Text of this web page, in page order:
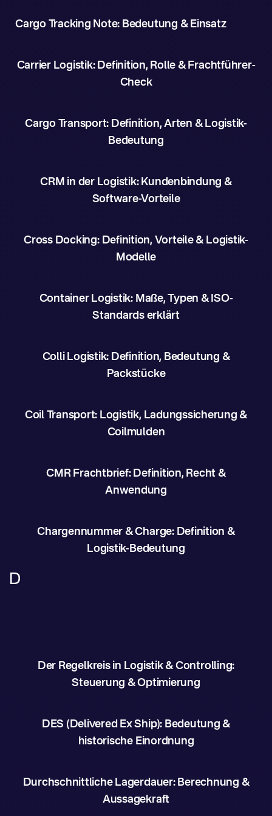
Cargo Tracking Note: Bedeutung & Einsatz
Carrier Logistik: Definition, Rolle & Frachtführer-
Check
Cargo Transport: Definition, Arten & Logistik-
Bedeutung
CRM in der Logistik: Kundenbindung &
Software-Vorteile
Cross Docking: Definition, Vorteile & Logistik-
Modelle
Container Logistik: Maße, Typen & ISO-
Standards erklärt
Colli Logistik: Definition, Bedeutung &
Packstücke
Coil Transport: Logistik, Ladungssicherung &
Coilmulden
CMR Frachtbrief: Definition, Recht &
Anwendung
Chargennummer & Charge: Definition &
Logistik-Bedeutung
D
Der Regelkreis in Logistik & Controlling:
Steuerung & Optimierung
DES (Delivered Ex Ship): Bedeutung &
historische Einordnung
Durchschnittliche Lagerdauer: Berechnung &
Aussagekraft